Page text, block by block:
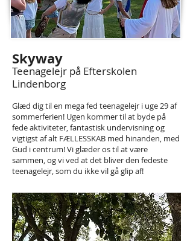
Skyway
Teenagelejr på Efterskolen
Lindenborg
Glæd dig til en mega fed teenagelejr i uge 29 af
sommerferien! Ugen kommer til at byde på
fede aktiviteter, fantastisk undervisning og
vigtigst af alt FÆLLESSKAB med hinanden, med
Gud i centrum! Vi glæder os til at være
sammen, og vi ved at det bliver den fedeste
teenagelejr, som du ikke vil gå glip af!